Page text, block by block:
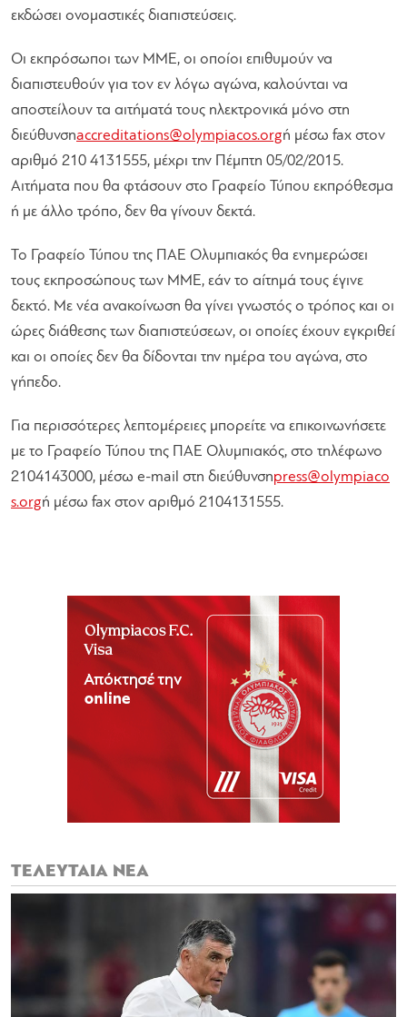
εκδώσει ονομαστικές διαπιστεύσεις.
Οι εκπρόσωποι των ΜΜΕ, οι οποίοι επιθυμούν να
διαπιστευθούν για τον εν λόγω αγώνα, καλούνται να
αποστείλουν τα αιτήματά τους ηλεκτρονικά μόνο στη
διεύθυνσηaccreditations@olympiacos.orgή μέσω fax στον
αριθμό 210 4131555, μέχρι την Πέμπτη 05/02/2015.
Αιτήματα που θα φτάσουν στο Γραφείο Τύπου εκπρόθεσμα
ή με άλλο τρόπο, δεν θα γίνουν δεκτά.
Το Γραφείο Τύπου της ΠΑΕ Ολυμπιακός θα ενημερώσει
τους εκπροσώπους των ΜΜΕ, εάν το αίτημά τους έγινε
δεκτό. Με νέα ανακοίνωση θα γίνει γνωστός ο τρόπος και οι
ώρες διάθεσης των διαπιστεύσεων, οι οποίες έχουν εγκριθεί
και οι οποίες δεν θα δίδονται την ημέρα του αγώνα, στο
γήπεδο.
Για περισσότερες λεπτομέρειες μπορείτε να επικοινωνήσετε
με το Γραφείο Τύπου της ΠΑΕ Ολυμπιακός, στο τηλέφωνο
2104143000, μέσω e-mail στη διεύθυνσηpress@olympiaco
s.orgή μέσω fax στον αριθμό 2104131555.
ΤΕΛΕΥΤΑΙΑ ΝΕΑ